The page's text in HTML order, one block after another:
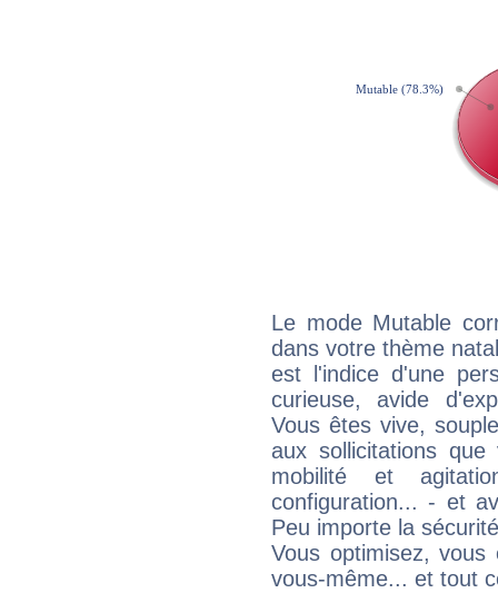
Le mode Mutable
dans votre thème
est l'indice d'une
curieuse, avide
Vous êtes vive,
aux sollicitations
mobilité et
configuration... - et
Peu importe la
Vous optimisez, vous
vous-même... et tout